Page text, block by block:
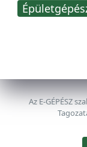
Az E-GÉPÉSZ